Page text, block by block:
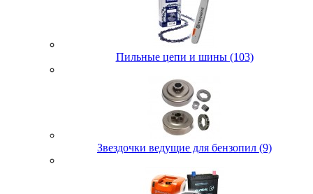
Пильные цепи и шины (103)
Звездочки ведущие для бензопил (9)